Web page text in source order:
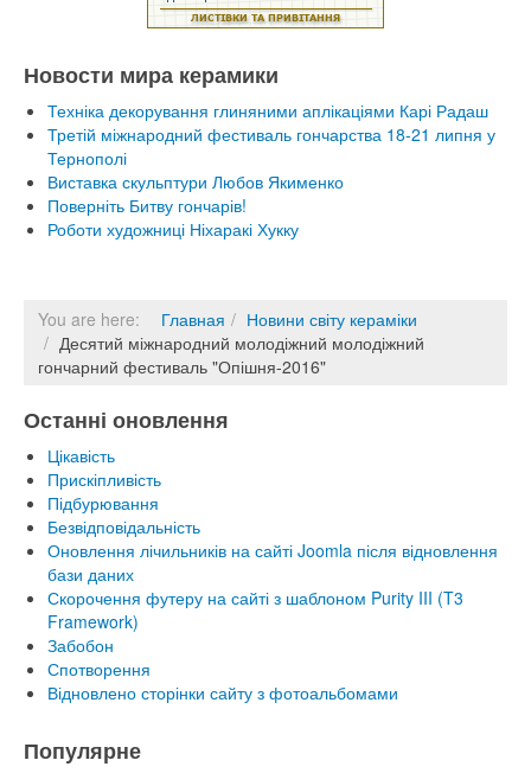
Новости мира керамики
Техніка декорування глиняними аплікаціями Карі Радаш
Третій міжнародний фестиваль гончарства 18-21 липня у
Тернополі
Виставка скульптури Любов Якименко
Поверніть Битву гончарів!
Роботи художниці Ніхаракі Хукку
You are here: Главная
Новини світу кераміки
Десятий міжнародний молодіжний молодіжний
гончарний фестиваль "Опішня-2016"
Останні оновлення
Цікавість
Прискіпливість
Підбурювання
Безвідповідальність
Оновлення лічильників на сайті Joomla після відновлення
бази даних
Скорочення футеру на сайті з шаблоном Purity III (T3
Framework)
Забобон
Спотворення
Відновлено сторінки сайту з фотоальбомами
Популярне